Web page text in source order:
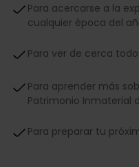
Para acercarse a la
cualquier época del
Para ver de cerca
Para aprender más
Patrimonio Inmaterial
Para preparar tu